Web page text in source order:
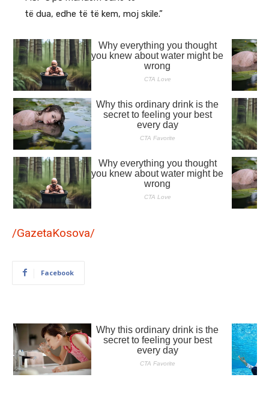
të dua, edhe të të kem, moj skile.”
/GazetaKosova/
Facebook